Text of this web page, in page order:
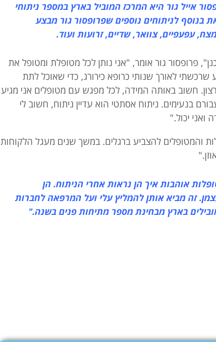
אייל גור היא המרכז המוביל בארץ במספר ניתוחי
לניתוחים נוספים שפרופסור גור מבצע
עפעפיים, צוואר, שדיים, זרועות ועוד.
פרופסור גור אומר, "אני נותן לכל מטופלת ומטופל את
לאורך שנותי כרופא כירורג, כדי שאוכל לתת
חשוב באותה המידה, לכל מפגש עם מטופלים אני מגיע
בנעימים. ניתוח אסתטי הוא עדיין ניתוח, חשוב לי
יכול."
והמטופלים להצביע ברגלים. במשך שנים מעגל הלקוחות
אוהבות איך הן נראות אחרי הניתוח. הן
זה מביא אותן להמליץ עלי ועל המרפאה לחברות
בארץ מבחינת מספר מתיחות פנים בשנה."